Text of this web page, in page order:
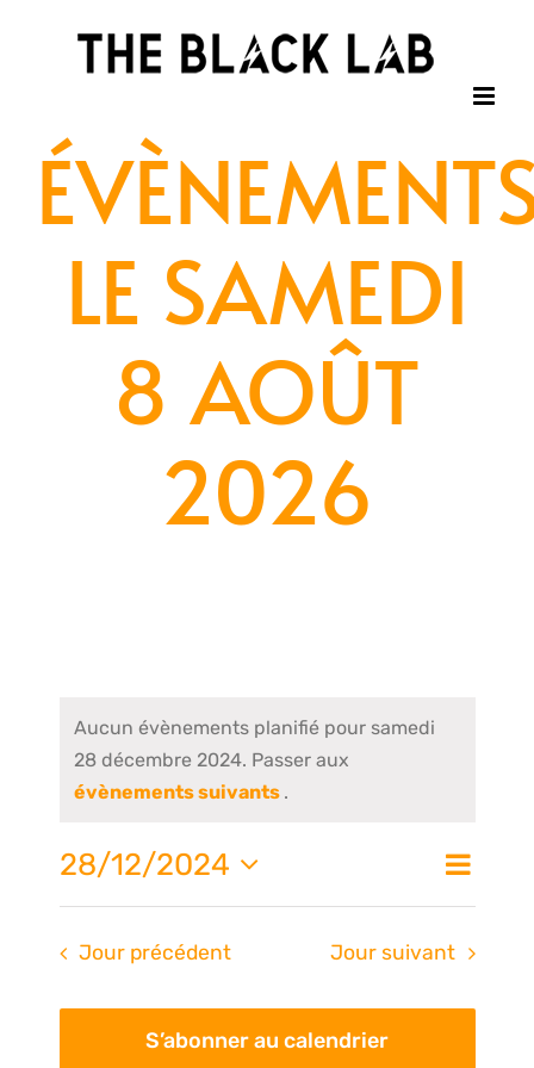
LE SAMEDI
8 AOÛT
2026
Aucun évènements planifié pour samedi
28 décembre 2024. Passer aux
évènements suivants .
de
Jour
28/12/2024
Sélectionnez
date.
Jour précédent Jour suivant
S’abonner au calendrier